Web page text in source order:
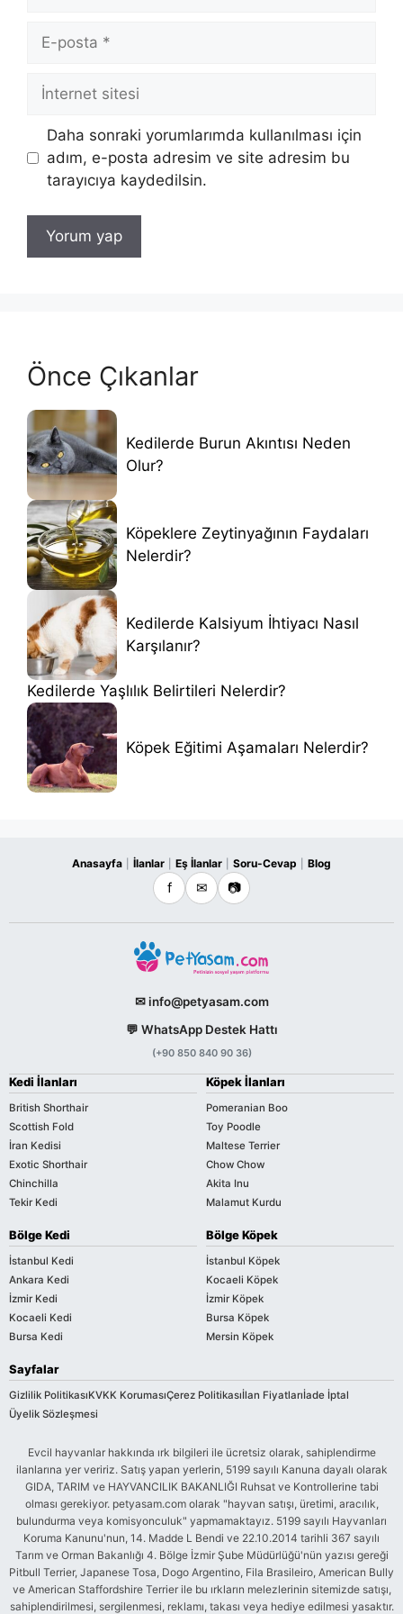
posta
İnternet
Daha sonraki yorumlarımda kullanılması için
adım, e-posta adresim ve site adresim bu
tarayıcıya kaydedilsin.
Önce Çıkanlar
Kedilerde Burun Akıntısı Neden
Olur?
Köpeklere Zeytinyağının Faydaları
Nelerdir?
Kedilerde Kalsiyum İhtiyacı Nasıl
Karşılanır?
Kedilerde Yaşlılık Belirtileri Nelerdir?
Köpek Eğitimi Aşamaları Nelerdir?
Anasayfa İlanlar Eş İlanlar Soru-Cevap Blog
f ✉ 📷
✉ info@petyasam.com
💬 WhatsApp Destek Hattı
(+90 850 840 90 36)
Kedi İlanları
British Shorthair
Scottish Fold
İran Kedisi
Exotic Shorthair
Chinchilla
Tekir Kedi
Köpek İlanları
Pomeranian Boo
Toy Poodle
Maltese Terrier
Chow Chow
Akita Inu
Malamut Kurdu
Bölge Kedi
İstanbul Kedi
Ankara Kedi
İzmir Kedi
Kocaeli Kedi
Bursa Kedi
Bölge Köpek
İstanbul Köpek
Kocaeli Köpek
İzmir Köpek
Bursa Köpek
Mersin Köpek
Sayfalar
Gizlilik PolitikasıKVKK KorumasıÇerez Politikasıİlan Fiyatlarıİade İptal
Üyelik Sözleşmesi
Evcil hayvanlar hakkında ırk bilgileri ile ücretsiz olarak, sahiplendirme
ilanlarına yer veririz. Satış yapan yerlerin, 5199 sayılı Kanuna dayalı olarak
GIDA, TARIM ve HAYVANCILIK BAKANLIĞI Ruhsat ve Kontrollerine tabi
olması gerekiyor. petyasam.com olarak "hayvan satışı, üretimi, aracılık,
bulundurma veya komisyonculuk" yapmamaktayız. 5199 sayılı Hayvanları
Koruma Kanunu'nun, 14. Madde L Bendi ve 22.10.2014 tarihli 367 sayılı
Tarım ve Orman Bakanlığı 4. Bölge İzmir Şube Müdürlüğü'nün yazısı gereği
Pitbull Terrier, Japanese Tosa, Dogo Argentino, Fila Brasileiro, American Bully
ve American Staffordshire Terrier ile bu ırkların melezlerinin sitemizde satışı,
sahiplendirilmesi, sergilenmesi, reklamı, takası veya hediye edilmesi yasaktır.